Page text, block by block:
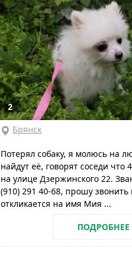
2
Брянск
Потерял собаку, я молюсь на
найдут её, говорят соседи что
на улице Дзержинского 22.
(910) 291 40-68, прошу звонить
откликается на имя Мия ...
ПОДРОБНЕЕ